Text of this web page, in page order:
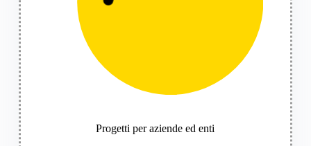
Progetti per aziende ed enti